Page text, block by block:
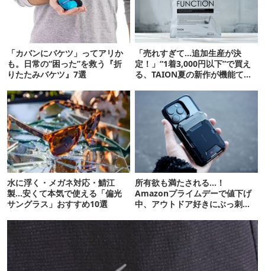
「カバンにバケツ」ってアリか
も。日常の“困った”を救う『折
りたたみバケツ』7選
「売れすぎて…追加生産が決
定！」“1着3,000円以下”で買え
る、TAION夏の新作が機能てん
水に浮く・メガネ対応・鯖江
製…安くて本気で使える「偏光
サングラス」おすすめ10選
所有欲も満たされる…！
Amazonプライムデーで値下げ
中、アウトドア好きにぶっ刺さ